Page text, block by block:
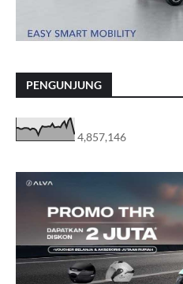
PENGUNJUNG
4,857,146